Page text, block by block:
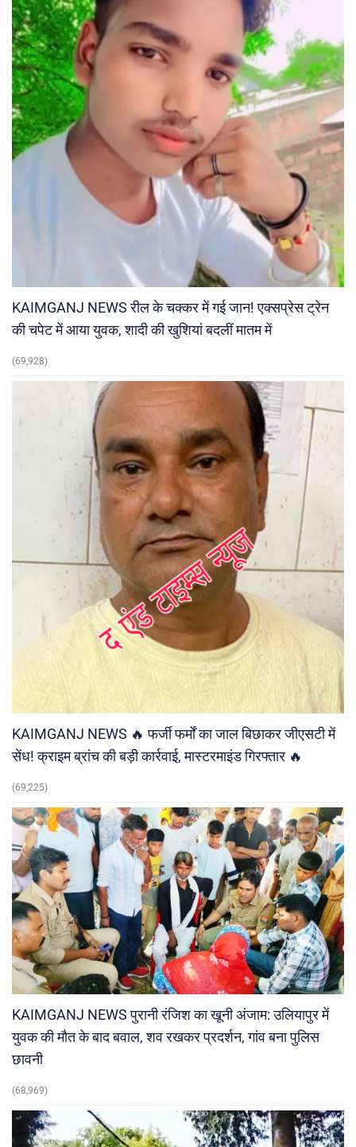
KAIMGANJ NEWS रील के चक्कर में गई जान! एक्सप्रेस ट्रेन
की चपेट में आया युवक, शादी की खुशियां बदलीं मातम में
(69,928)
KAIMGANJ NEWS 🔥 फर्जी फर्मों का जाल बिछाकर जीएसटी में
सेंध! क्राइम ब्रांच की बड़ी कार्रवाई, मास्टरमाइंड गिरफ्तार 🔥
(69,225)
KAIMGANJ NEWS पुरानी रंजिश का खूनी अंजाम: उलियापुर में
युवक की मौत के बाद बवाल, शव रखकर प्रदर्शन, गांव बना पुलिस
छावनी
(68,969)